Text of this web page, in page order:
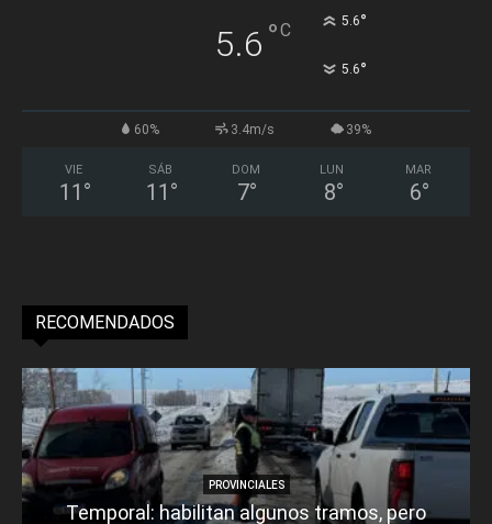
5.6 °C 5.6°
5.6°
60% 3.4m/s 39%
VIE
11 °
SÁB
11 °
DOM
7°
LUN
8°
MAR
6°
RECOMENDADOS
PROVINCIALES
Temporal: habilitan algunos tramos, pero